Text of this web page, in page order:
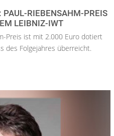
RIEBENSAHM-PREIS
LEIBNIZ-IWT
Preis ist mit 2.000 Euro dotiert
des Folgejahres überreicht.